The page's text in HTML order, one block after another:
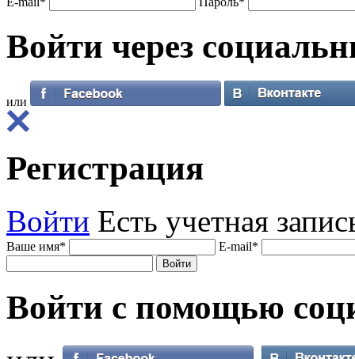
Войти через
или
Регистрация
Войти Есть учетная
Ваше имя* E-mail*
Войти с помощью